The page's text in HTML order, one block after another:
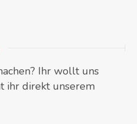
Ihr wollt uns
ihr direkt unserem